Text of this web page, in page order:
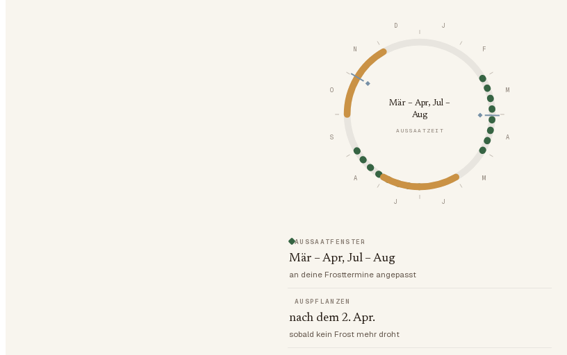
J
F
M
A
M
J
J
A
S
O
N
D
Mär – Apr, Jul –
Aug
AUSSAATZEIT
AUSSAATFENSTER
Mär – Apr, Jul – Aug
an deine Frosttermine angepasst
AUSPFLANZEN
nach dem 2. Apr.
sobald kein Frost mehr droht